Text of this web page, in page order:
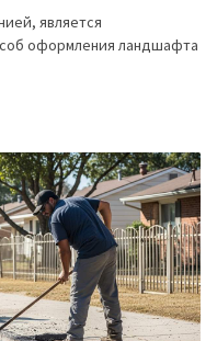
является
оформления ландшафта